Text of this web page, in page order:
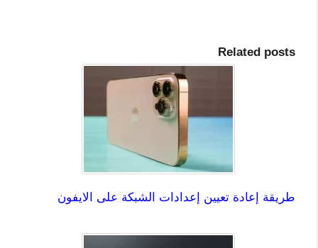
Related posts
طريقة إعادة تعيين إعدادات الشبكة على الايفون